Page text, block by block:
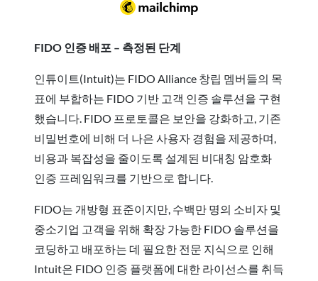
FIDO 인증 배포 – 측정된 단계
인튜이트(Intuit)는 FIDO Alliance 창립 멤버들의 목
표에 부합하는 FIDO 기반 고객 인증 솔루션을 구현
했습니다. FIDO 프로토콜은 보안을 강화하고, 기존
비밀번호에 비해 더 나은 사용자 경험을 제공하며,
비용과 복잡성을 줄이도록 설계된 비대칭 암호화
인증 프레임워크를 기반으로 합니다.
FIDO는 개방형 표준이지만, 수백만 명의 소비자 및
중소기업 고객을 위해 확장 가능한 FIDO 솔루션을
코딩하고 배포하는 데 필요한 전문 지식으로 인해
Intuit은 FIDO 인증 플랫폼에 대한 라이선스를 취득